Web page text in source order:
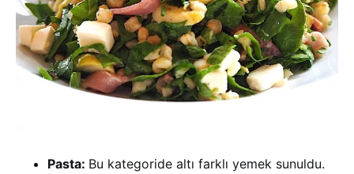
Pasta: Bu kategoride altı farklı yemek sunuldu.